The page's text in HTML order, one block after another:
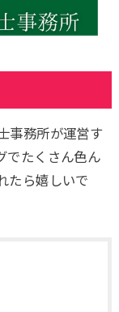
事務所が運営す
でたくさん色ん
たら嬉しいで